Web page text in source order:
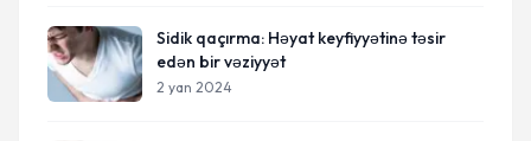
Sidik qaçırma: Həyat keyfiyyətinə təsir
edən bir vəziyyət
2 yan 2024